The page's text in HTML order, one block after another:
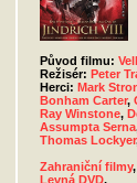
Původ filmu:
Režisér: Peter
Herci: Mark
Bonham Carter,
Ray Winstone,
Assumpta Serna
Thomas Lockyer
Zahraniční filmy,
Levná DVD,